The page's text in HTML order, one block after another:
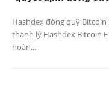
Hashdex đóng quỹ Bitcoin
thanh lý Hashdex Bitcoin
hoàn...